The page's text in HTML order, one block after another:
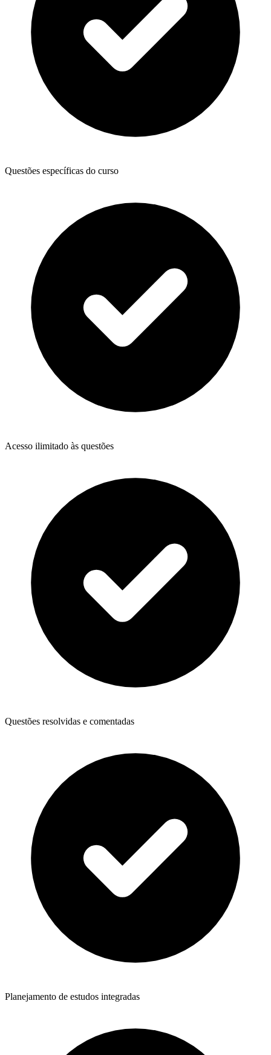
Questões específicas do curso
Acesso ilimitado às questões
Questões resolvidas e comentadas
Planejamento de estudos integradas